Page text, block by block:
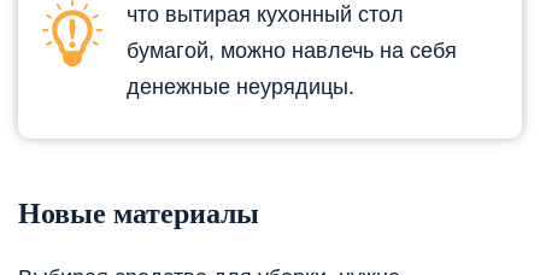
что вытирая кухонный стол
бумагой, можно навлечь на себя
денежные неурядицы.
Новые материалы